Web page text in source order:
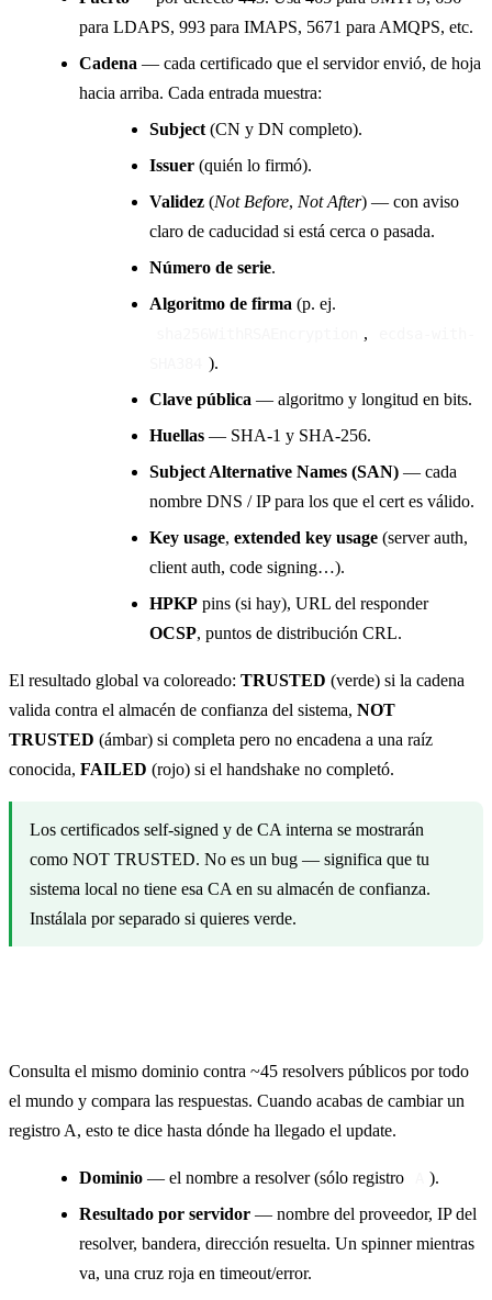
para LDAPS, 993 para IMAPS, 5671 para AMQPS, etc.
Cadena — cada certificado que el servidor envió, de hoja
hacia arriba. Cada entrada muestra:
Subject (CN y DN completo).
Issuer (quién lo firmó).
Validez (Not Before, Not After) — con aviso
claro de caducidad si está cerca o pasada.
Número de serie.
Algoritmo de firma (p. ej.
,
).
Clave pública — algoritmo y longitud en bits.
Huellas — SHA-1 y SHA-256.
Subject Alternative Names (SAN) — cada
nombre DNS / IP para los que el cert es válido.
Key usage, extended key usage (server auth,
client auth, code signing…).
HPKP pins (si hay), URL del responder
OCSP, puntos de distribución CRL.
El resultado global va coloreado: TRUSTED (verde) si la cadena
valida contra el almacén de confianza del sistema, NOT
TRUSTED (ámbar) si completa pero no encadena a una raíz
conocida, FAILED (rojo) si el handshake no completó.
Los certificados self-signed y de CA interna se mostrarán
como NOT TRUSTED. No es un bug — significa que tu
sistema local no tiene esa CA en su almacén de confianza.
Instálala por separado si quieres verde.
Consulta el mismo dominio contra ~45 resolvers públicos por todo
el mundo y compara las respuestas. Cuando acabas de cambiar un
registro A, esto te dice hasta dónde ha llegado el update.
Dominio — el nombre a resolver (sólo registro
).
Resultado por servidor — nombre del proveedor, IP del
resolver, bandera, dirección resuelta. Un spinner mientras
va, una cruz roja en timeout/error.